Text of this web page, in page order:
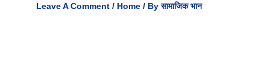
Leave A Comment / Home / Byसामाजिक भान